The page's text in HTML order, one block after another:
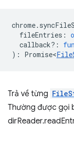
chrome.
fileEntries :
callback? :
) : Promise<
Trả về từng
Thường được gọi